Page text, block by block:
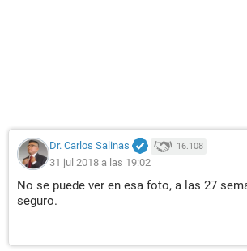
Dr. Carlos Salinas 16.108
31 jul 2018 a las 19:02
No se puede ver en esa foto, a las 27
seguro.